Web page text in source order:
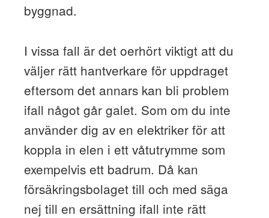
byggnad.
I vissa fall är det oerhört viktigt att du
väljer rätt hantverkare för uppdraget
eftersom det annars kan bli problem
ifall något går galet. Som om du inte
använder dig av en elektriker för att
koppla in elen i ett våtutrymme som
exempelvis ett badrum. Då kan
försäkringsbolaget till och med säga
nej till en ersättning ifall inte rätt